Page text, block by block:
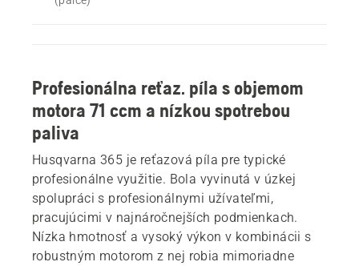
Profesionálna reťaz. píla s objemom
motora 71 ccm a nízkou spotrebou
paliva
Husqvarna 365 je reťazová píla pre typické
profesionálne využitie. Bola vyvinutá v úzkej
spolupráci s profesionálnymi užívateľmi,
pracujúcimi v najnáročnejších podmienkach.
Nízka hmotnosť a vysoký výkon v kombinácii s
robustným motorom z nej robia mimoriadne